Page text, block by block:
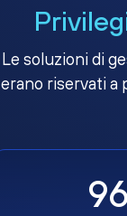
Le soluzioni di
erano riservati a